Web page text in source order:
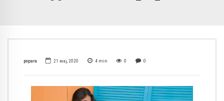
popara 21 мај, 2020 4 min 0 0